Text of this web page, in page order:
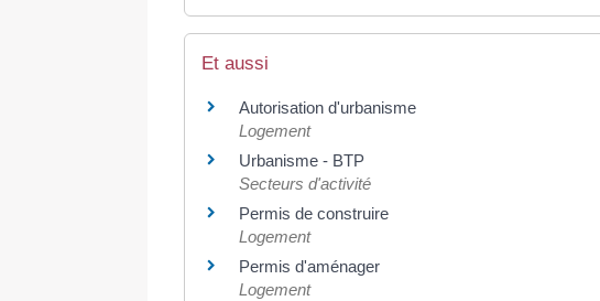
Et aussi
Autorisation d'urbanisme
Logement
Urbanisme - BTP
Secteurs d'activité
Permis de construire
Logement
Permis d'aménager
Logement